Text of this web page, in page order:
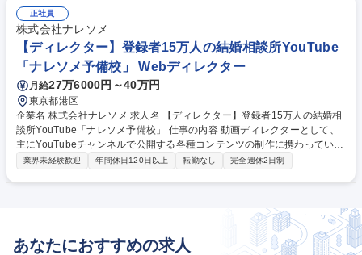
どのエンタメ情報を毎日配信しています。企画提案から取材、校正までコ
ンテンツ制作に関わる業務全般を担当いただきます。 【具体的な業務内
容】●情報収集、リサーチ●ニュース記事の執筆、校正 ●取材、インタビュ
ー対応（ライター、カメラマンの手配、進行管理 等）●コラム作成（企
画・記事制作 等） 募集職種 Webコンテンツ編集担当（クランクイン！）
☆自社運営エンタメメディア
正社員
株式会社ナレソメ
【ディレクター】登録者15万人の結婚相談所YouTube
「ナレソメ予備校」 Webディレクター
月給27万6000円～40万円
東京都港区
企業名 株式会社ナレソメ 求人名 【ディレクター】登録者15万人の結婚相
談所YouTube「ナレソメ予備校」 仕事の内容 動画ディレクターとして、
主にYouTubeチャンネルで公開する各種コンテンツの制作に携わっていた
だきます。婚活におけるノウハウをお届けする企画や、成婚者様へのイン
企画立案、構成案作成 ■Adobe Premiere Pro等を用いた動画編集、テロッ
プ作成、音響効果 ■サムネイルデザイン・制作 ■YouTubeチーム内との連
携、企画会議への参加 募集職種 【ディレクター】登録者15万人の結婚相
業界未経験歓迎 年間休日120日以上 転勤なし 完全週休2日制
あなたにおすすめの求人